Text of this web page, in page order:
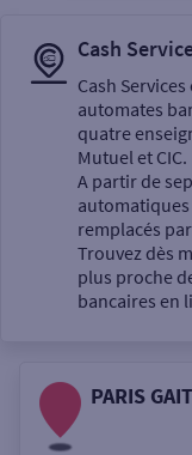
Sélectionnez
Un service
Cash
Cash
automates
quatre
Mutuel et CIC.
A partir de
automatiques
remplacés
Trouvez dès
plus proche
bancaires en
PARIS